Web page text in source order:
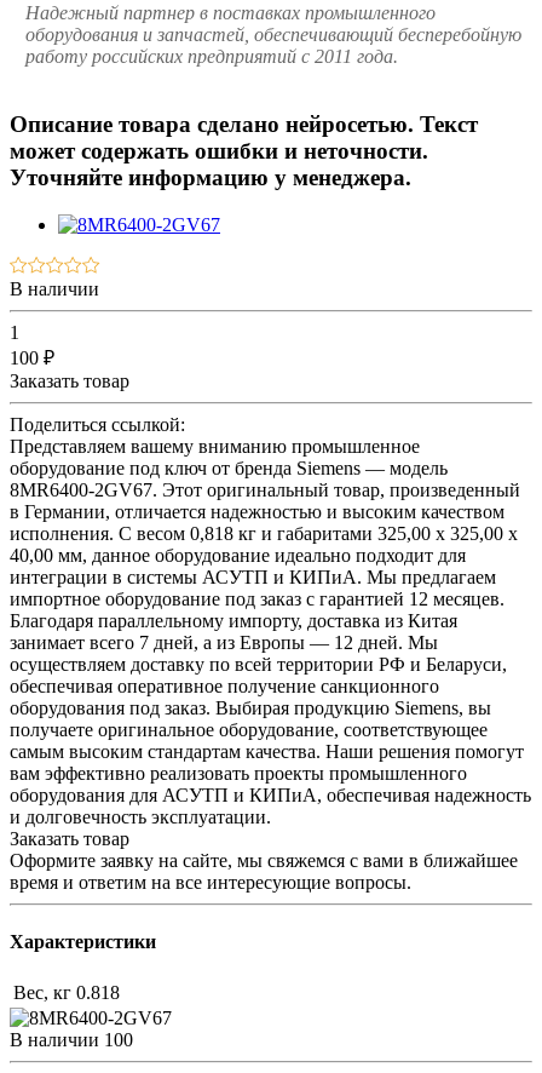
Надежный партнер в поставках промышленного
оборудования и запчастей, обеспечивающий бесперебойную
работу российских предприятий с 2011 года.
Описание товара сделано нейросетью. Текст
может содержать ошибки и неточности.
Уточняйте информацию у менеджера.
В наличии
1
100 ₽
Заказать товар
Поделиться ссылкой:
Представляем вашему вниманию промышленное
оборудование под ключ от бренда Siemens — модель
8MR6400-2GV67. Этот оригинальный товар, произведенный
в Германии, отличается надежностью и высоким качеством
исполнения. С весом 0,818 кг и габаритами 325,00 x 325,00 x
40,00 мм, данное оборудование идеально подходит для
интеграции в системы АСУТП и КИПиА. Мы предлагаем
импортное оборудование под заказ с гарантией 12 месяцев.
Благодаря параллельному импорту, доставка из Китая
занимает всего 7 дней, а из Европы — 12 дней. Мы
осуществляем доставку по всей территории РФ и Беларуси,
обеспечивая оперативное получение санкционного
оборудования под заказ. Выбирая продукцию Siemens, вы
получаете оригинальное оборудование, соответствующее
самым высоким стандартам качества. Наши решения помогут
вам эффективно реализовать проекты промышленного
оборудования для АСУТП и КИПиА, обеспечивая надежность
и долговечность эксплуатации.
Заказать товар
Оформите заявку на сайте, мы свяжемся с вами в ближайшее
время и ответим на все интересующие вопросы.
Характеристики
Вес, кг 0.818
В наличии 100